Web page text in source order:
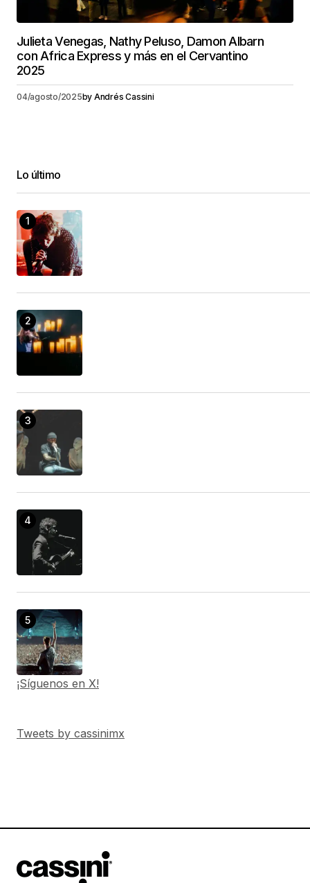
Julieta Venegas, Nathy Peluso, Damon Albarn
con Africa Express y más en el Cervantino
2025
04/agosto/2025by Andrés Cassini
Lo último
¡Síguenos en X!
Tweets by cassinimx